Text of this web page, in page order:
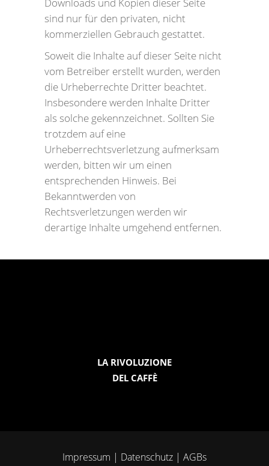
sind nur für den privaten, nicht
kommerziellen Gebrauch gestattet.
Soweit die Inhalte auf dieser Seite nicht
vom Betreiber erstellt wurden, werden
die Urheberrechte Dritter beachtet.
Insbesondere werden Inhalte Dritter
als solche gekennzeichnet. Sollten Sie
trotzdem auf eine
Urheberrechtsverletzung aufmerksam
werden, bitten wir um einen
entsprechenden Hinweis. Bei
Bekanntwerden von
Rechtsverletzungen werden wir
derartige Inhalte umgehend entfernen.
LA RIVOLUZIONE
DEL CAFFÈ
Impressum | Datenschutz | AGBs